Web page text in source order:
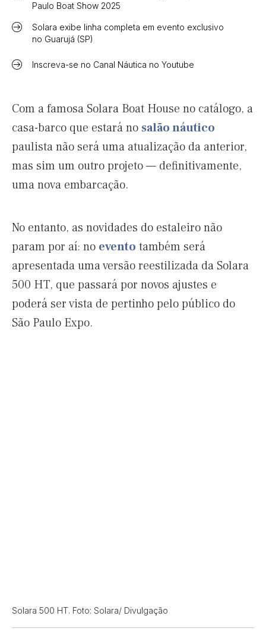
Paulo Boat Show 2025
Solara exibe linha completa em evento exclusivo
no Guarujá (SP)
Inscreva-se no Canal Náutica no Youtube
Com a famosa Solara Boat House no catálogo, a
casa-barco que estará no salão náutico
paulista não será uma atualização da anterior,
mas sim um outro projeto — definitivamente,
uma nova embarcação.
No entanto, as novidades do estaleiro não
param por aí: no evento também será
apresentada uma versão reestilizada da Solara
500 HT, que passará por novos ajustes e
poderá ser vista de pertinho pelo público do
São Paulo Expo.
Solara 500 HT. Foto: Solara/ Divulgação